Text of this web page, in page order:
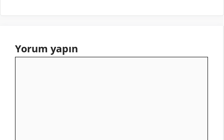
Yorum yapın